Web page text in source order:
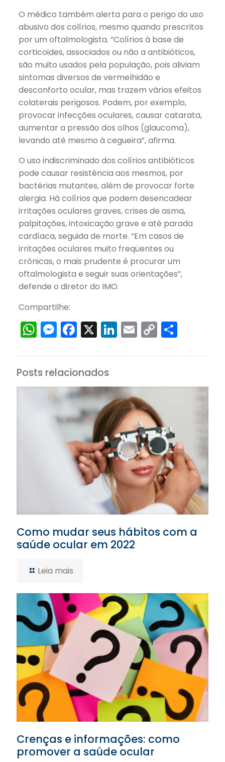
O médico também alerta para o perigo do uso
abusivo dos colírios, mesmo quando prescritos
por um oftalmologista. “Colírios à base de
corticoides, associados ou não a antibióticos,
são muito usados pela população, pois aliviam
sintomas diversos de vermelhidão e
desconforto ocular, mas trazem vários efeitos
colaterais perigosos. Podem, por exemplo,
provocar infecções oculares, causar catarata,
aumentar a pressão dos olhos (glaucoma),
levando até mesmo à cegueira”, afirma.
O uso indiscriminado dos colírios antibióticos
pode causar resistência aos mesmos, por
bactérias mutantes, além de provocar forte
alergia. Há colírios que podem desencadear
irritações oculares graves, crises de asma,
palpitações, intoxicação grave e até parada
cardíaca, seguida de morte. ”Em casos de
irritações oculares muito freqüentes ou
crônicas, o mais prudente é procurar um
oftalmologista e seguir suas orientações”,
defende o diretor do IMO.
Compartilhe:
WhatsApp
Messenger
Facebook
X LinkedIn
Email
Copy
Link
Share
Posts relacionados
Como mudar seus hábitos com a
saúde ocular em 2022
Leia mais
Crenças e informações: como
promover a saúde ocular